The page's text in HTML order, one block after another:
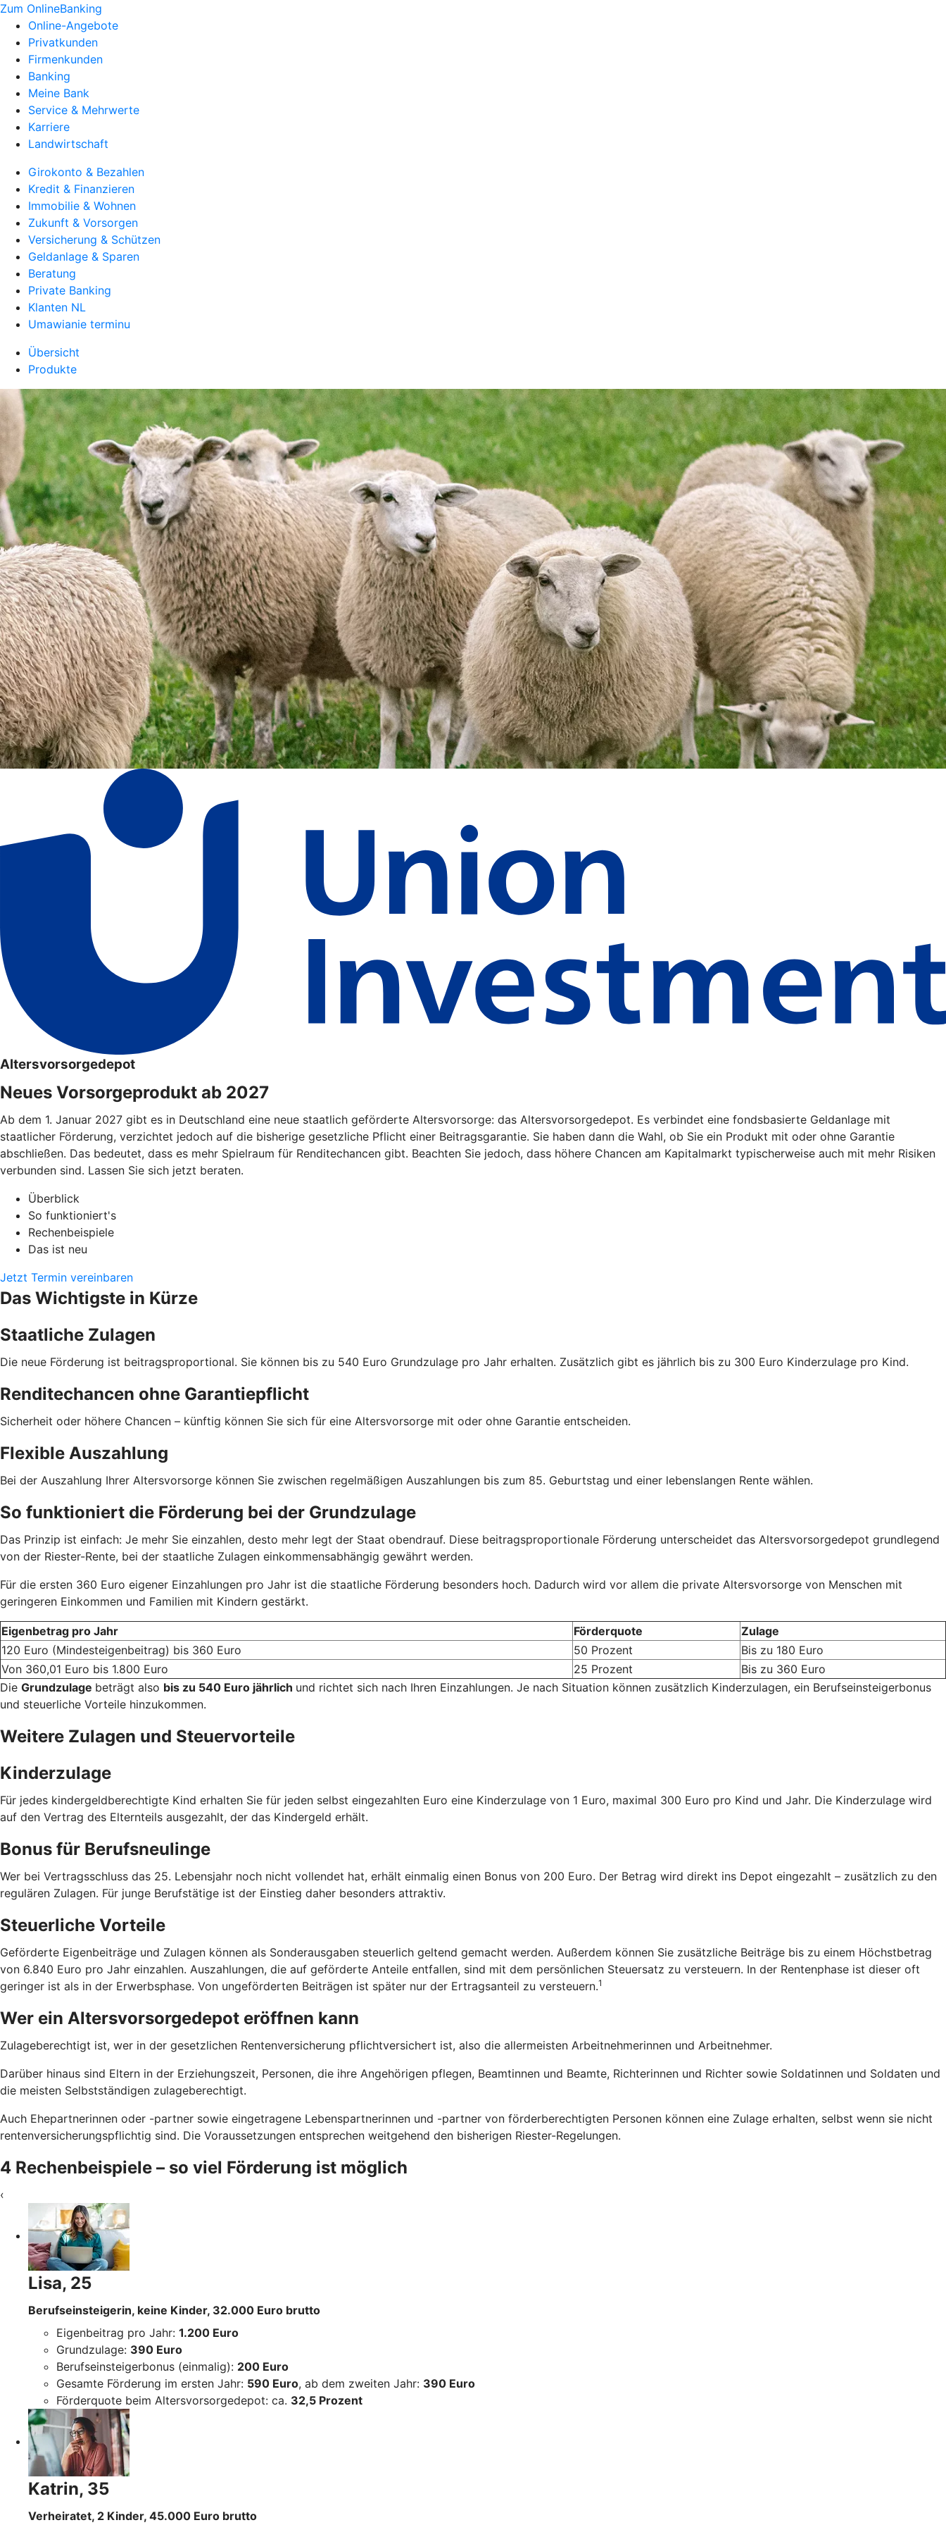
Zum OnlineBanking
Online-Angebote
Privatkunden
Firmenkunden
Banking
Meine Bank
Service & Mehrwerte
Karriere
Landwirtschaft
Girokonto & Bezahlen
Kredit & Finanzieren
Immobilie & Wohnen
Zukunft & Vorsorgen
Versicherung & Schützen
Geldanlage & Sparen
Beratung
Private Banking
Klanten NL
Umawianie terminu
Übersicht
Produkte
Altersvorsorgedepot
Neues Vorsorgeprodukt ab 2027
Ab dem 1. Januar 2027 gibt es in Deutschland eine neue staatlich geförderte Altersvorsorge: das Altersvorsorgedepot. Es verbindet eine fondsbasierte Geldanlage mit
staatlicher Förderung, verzichtet jedoch auf die bisherige gesetzliche Pflicht einer Beitragsgarantie. Sie haben dann die Wahl, ob Sie ein Produkt mit oder ohne Garantie
abschließen. Das bedeutet, dass es mehr Spielraum für Renditechancen gibt. Beachten Sie jedoch, dass höhere Chancen am Kapitalmarkt typischerweise auch mit mehr Risiken
verbunden sind. Lassen Sie sich jetzt beraten.
Überblick
So funktioniert's
Rechenbeispiele
Das ist neu
Jetzt Termin vereinbaren
Das Wichtigste in Kürze
Staatliche Zulagen
Die neue Förderung ist beitragsproportional. Sie können bis zu 540 Euro Grundzulage pro Jahr erhalten. Zusätzlich gibt es jährlich bis zu 300 Euro Kinderzulage pro Kind.
Renditechancen ohne Garantiepflicht
Sicherheit oder höhere Chancen – künftig können Sie sich für eine Altersvorsorge mit oder ohne Garantie entscheiden.
Flexible Auszahlung
Bei der Auszahlung Ihrer Altersvorsorge können Sie zwischen regelmäßigen Auszahlungen bis zum 85. Geburtstag und einer lebenslangen Rente wählen.
So funktioniert die Förderung bei der Grundzulage
Das Prinzip ist einfach: Je mehr Sie einzahlen, desto mehr legt der Staat obendrauf. Diese beitragsproportionale Förderung unterscheidet das Altersvorsorgedepot grundlegend
von der Riester-Rente, bei der staatliche Zulagen einkommensabhängig gewährt werden.
Für die ersten 360 Euro eigener Einzahlungen pro Jahr ist die staatliche Förderung besonders hoch. Dadurch wird vor allem die private Altersvorsorge von Menschen mit
geringeren Einkommen und Familien mit Kindern gestärkt.
Eigenbetrag pro Jahr Förderquote
Zulage
120 Euro (Mindesteigenbeitrag) bis 360 Euro
50 Prozent
Bis zu 180 Euro
Von 360,01 Euro bis 1.800 Euro
25 Prozent
Bis zu 360 Euro
Die Grundzulage beträgt also bis zu 540 Euro jährlich und richtet sich nach Ihren Einzahlungen. Je nach Situation können zusätzlich Kinderzulagen, ein Berufseinsteigerbonus
und steuerliche Vorteile hinzukommen.
Weitere Zulagen und Steuervorteile
Kinderzulage
Für jedes kindergeldberechtigte Kind erhalten Sie für jeden selbst eingezahlten Euro eine Kinderzulage von 1 Euro, maximal 300 Euro pro Kind und Jahr. Die Kinderzulage wird
auf den Vertrag des Elternteils ausgezahlt, der das Kindergeld erhält.
Bonus für Berufsneulinge
Wer bei Vertragsschluss das 25. Lebensjahr noch nicht vollendet hat, erhält einmalig einen Bonus von 200 Euro. Der Betrag wird direkt ins Depot eingezahlt – zusätzlich zu den
regulären Zulagen. Für junge Berufstätige ist der Einstieg daher besonders attraktiv.
Steuerliche Vorteile
Geförderte Eigenbeiträge und Zulagen können als Sonderausgaben steuerlich geltend gemacht werden. Außerdem können Sie zusätzliche Beiträge bis zu einem Höchstbetrag
von 6.840 Euro pro Jahr einzahlen. Auszahlungen, die auf geförderte Anteile entfallen, sind mit dem persönlichen Steuersatz zu versteuern. In der Rentenphase ist dieser oft
geringer ist als in der Erwerbsphase. Von ungeförderten Beiträgen ist später nur der Ertragsanteil zu versteuern.1
Wer ein Altersvorsorgedepot eröffnen kann
Zulageberechtigt ist, wer in der gesetzlichen Rentenversicherung pflichtversichert ist, also die allermeisten Arbeitnehmerinnen und Arbeitnehmer.
Darüber hinaus sind Eltern in der Erziehungszeit, Personen, die ihre Angehörigen pflegen, Beamtinnen und Beamte, Richterinnen und Richter sowie Soldatinnen und Soldaten und
die meisten Selbstständigen zulageberechtigt.
Auch Ehepartnerinnen oder -partner sowie eingetragene Lebenspartnerinnen und -partner von förderberechtigten Personen können eine Zulage erhalten, selbst wenn sie nicht
rentenversicherungspflichtig sind. Die Voraussetzungen entsprechen weitgehend den bisherigen Riester-Regelungen.
4 Rechenbeispiele – so viel Förderung ist möglich
‹
Lisa, 25
Berufseinsteigerin, keine Kinder, 32.000 Euro brutto
Eigenbeitrag pro Jahr: 1.200 Euro
Grundzulage: 390 Euro
Berufseinsteigerbonus (einmalig): 200 Euro
Gesamte Förderung im ersten Jahr: 590 Euro, ab dem zweiten Jahr: 390 Euro
Förderquote beim Altersvorsorgedepot: ca. 32,5 Prozent
Katrin, 35
Verheiratet, 2 Kinder, 45.000 Euro brutto